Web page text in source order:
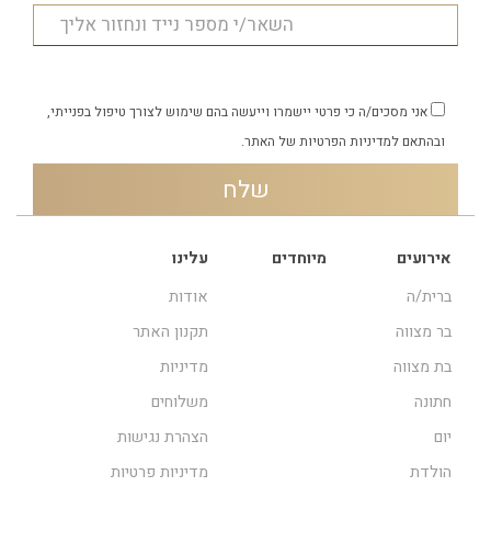
אני מסכים/ה כי פרטי יישמרו וייעשה בהם שימוש לצורך טיפול בפנייתי,
ובהתאם למדיניות הפרטיות של האתר.
אירועים
ברית/ה
בר מצווה
בת מצווה
חתונה
יום
הולדת
מיוחדים
עלינו
אודות
תקנון האתר
מדיניות
משלוחים
הצהרת נגישות
מדיניות פרטיות